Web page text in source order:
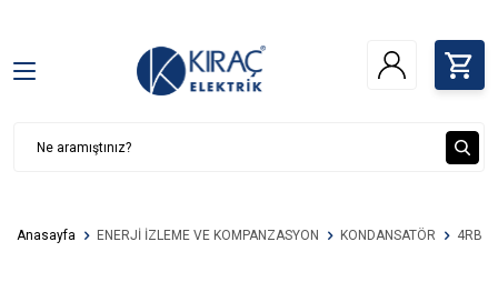
Anasayfa ENERJİ İZLEME VE KOMPANZASYON KONDANSATÖR